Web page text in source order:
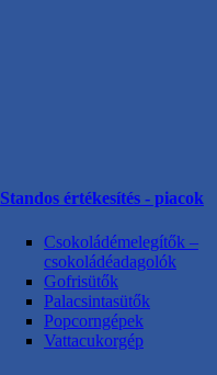
Standos értékesítés - piacok
Csokoládémelegítők –
csokoládéadagolók
Gofrisütők
Palacsintasütők
Popcorngépek
Vattacukorgép